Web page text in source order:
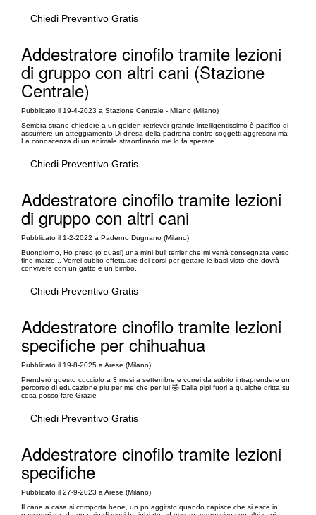
Chiedi Preventivo Gratis
Addestratore cinofilo tramite lezioni
di gruppo con altri cani (Stazione
Centrale)
Pubblicato il 19-4-2023 a Stazione Centrale - Milano (Milano)
Sembra strano chiedere a un golden retriever grande intelligentissimo è pacifico di
assumere un atteggiamento Di difesa della padrona contro soggetti aggressivi ma
La conoscenza di un animale straordinario me lo fa sperare.
Chiedi Preventivo Gratis
Addestratore cinofilo tramite lezioni
di gruppo con altri cani
Pubblicato il 1-2-2022 a Paderno Dugnano (Milano)
Buongiorno, Ho preso (o quasi) una mini bull terrier che mi verrà consegnata verso
fine marzo... Vorrei subito effettuare dei corsi per gettare le basi visto che dovrà
convivere con un gatto e un bimbo...
Chiedi Preventivo Gratis
Addestratore cinofilo tramite lezioni
specifiche per chihuahua
Pubblicato il 19-8-2025 a Arese (Milano)
Prenderò questo cucciolo a 3 mesi a settembre e vorrei da subito intraprendere un
percorso di educazione piu per me che per lui 🤣 Dalla pipi fuori a qualche dritta su
cosa posso fare Grazie
Chiedi Preventivo Gratis
Addestratore cinofilo tramite lezioni
specifiche
Pubblicato il 27-9-2023 a Arese (Milano)
Il cane a casa si comporta bene, un po aggitsto quando capisce che si esce in